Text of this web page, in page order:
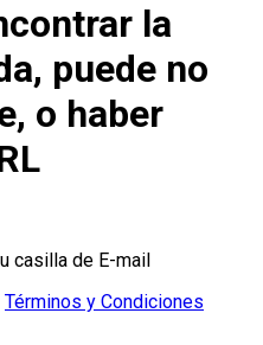
la
puede no
o haber
casilla de E-mail
Términos y Condiciones